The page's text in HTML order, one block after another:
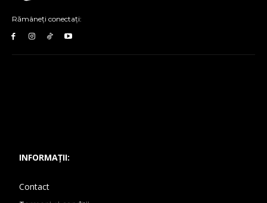
Rămâneți conectați:
INFORMAȚII:
Contact